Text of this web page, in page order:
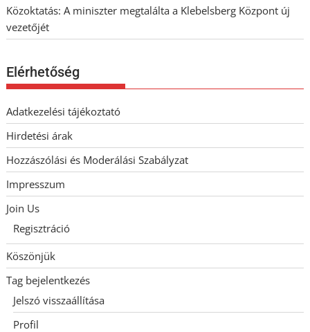
Közoktatás: A miniszter megtalálta a Klebelsberg Központ új
vezetőjét
Elérhetőség
Adatkezelési tájékoztató
Hirdetési árak
Hozzászólási és Moderálási Szabályzat
Impresszum
Join Us
Regisztráció
Köszönjük
Tag bejelentkezés
Jelszó visszaállítása
Profil